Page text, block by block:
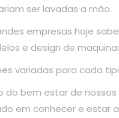
ser lavadas a mão.
empresas hoje
e design de
variadas para cada
do bem estar de
em conhecer e estar